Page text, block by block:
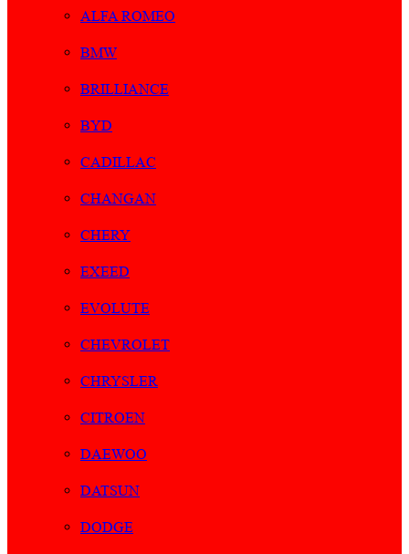
ALFA ROMEO
BMW
BRILLIANCE
BYD
CADILLAC
CHANGAN
CHERY
EXEED
EVOLUTE
CHEVROLET
CHRYSLER
CITROEN
DAEWOO
DATSUN
DODGE